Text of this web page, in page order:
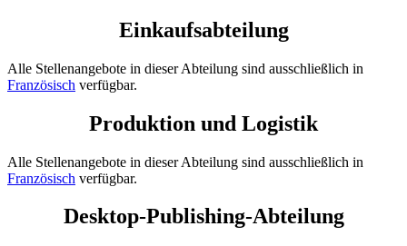
Einkaufsabteilung
Alle Stellenangebote in dieser Abteilung sind ausschließlich in
Französisch verfügbar.
Produktion und Logistik
Alle Stellenangebote in dieser Abteilung sind ausschließlich in
Französisch verfügbar.
Desktop-Publishing-Abteilung